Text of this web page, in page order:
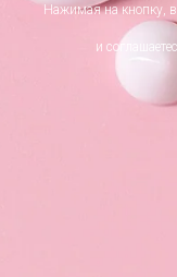
Нажимая на кнопку,
и